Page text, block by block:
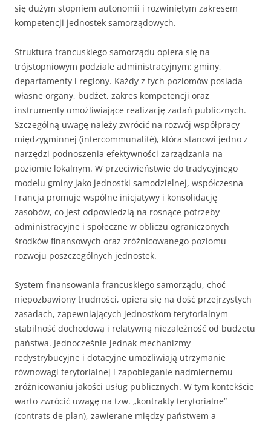
się dużym stopniem autonomii i rozwiniętym zakresem
kompetencji jednostek samorządowych.
Struktura francuskiego samorządu opiera się na
trójstopniowym podziale administracyjnym: gminy,
departamenty i regiony. Każdy z tych poziomów posiada
własne organy, budżet, zakres kompetencji oraz
instrumenty umożliwiające realizację zadań publicznych.
Szczególną uwagę należy zwrócić na rozwój współpracy
międzygminnej (intercommunalité), która stanowi jedno z
narzędzi podnoszenia efektywności zarządzania na
poziomie lokalnym. W przeciwieństwie do tradycyjnego
modelu gminy jako jednostki samodzielnej, współczesna
Francja promuje wspólne inicjatywy i konsolidację
zasobów, co jest odpowiedzią na rosnące potrzeby
administracyjne i społeczne w obliczu ograniczonych
środków finansowych oraz zróżnicowanego poziomu
rozwoju poszczególnych jednostek.
System finansowania francuskiego samorządu, choć
niepozbawiony trudności, opiera się na dość przejrzystych
zasadach, zapewniających jednostkom terytorialnym
stabilność dochodową i relatywną niezależność od budżetu
państwa. Jednocześnie jednak mechanizmy
redystrybucyjne i dotacyjne umożliwiają utrzymanie
równowagi terytorialnej i zapobieganie nadmiernemu
zróżnicowaniu jakości usług publicznych. W tym kontekście
warto zwrócić uwagę na tzw. „kontrakty terytorialne”
(contrats de plan), zawierane między państwem a